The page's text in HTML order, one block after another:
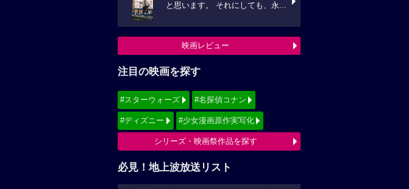
と思います。 それにしても、永...
映画レビュー
注目の映画を探す
#スターウォーズ #名探偵コナン
#ディズニー #少女漫画原作実写化
シリーズ・映画祭作品を探す
必見！地上波放送リスト